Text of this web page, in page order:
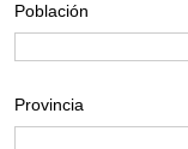
Población
Provincia